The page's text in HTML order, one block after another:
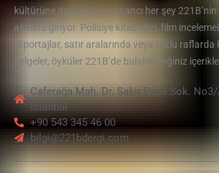
kültürüne dair yerli ve yabancı her şey
alanına giriyor. Polisiye kitap, dizi, film
röportajlar, satır aralarında veya tozlu raflarda
belgeler, öyküler 221B’de bulabileceğiniz
Caferağa Mah. Dr. Şakir Paşa Sok. No3/
İstanbul
+90 543 345 46 00
bilgi@221bdergi.com